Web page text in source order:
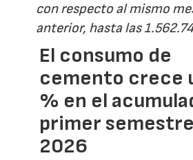
con respecto al mismo
anterior, hasta las
El consumo de
cemento crece
% en el
primer
2026